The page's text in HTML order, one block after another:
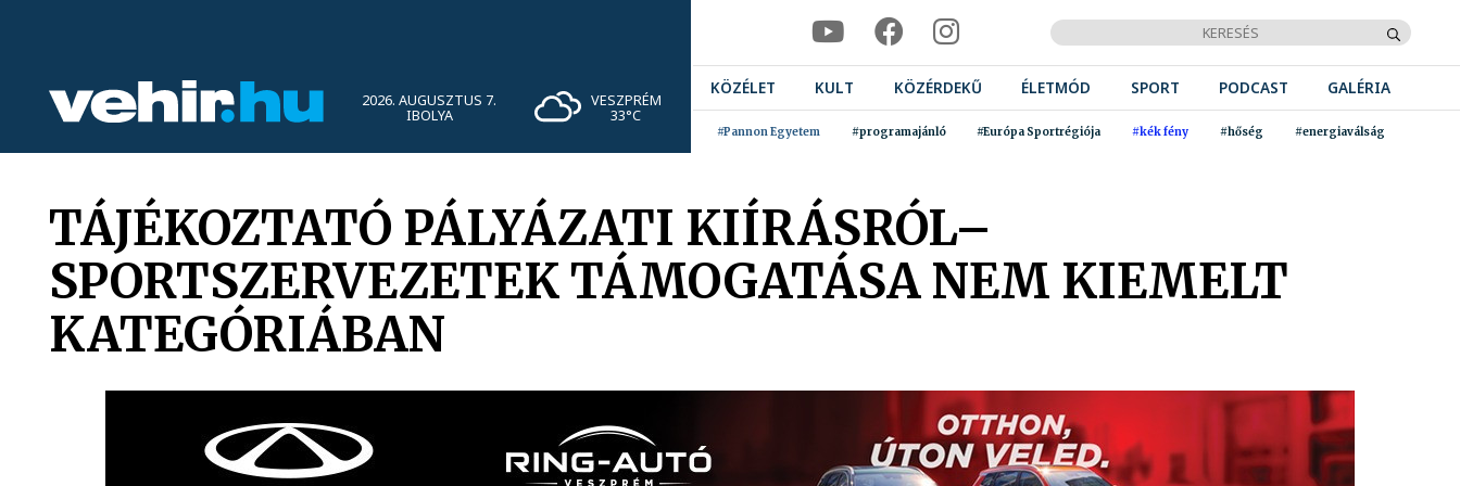
2026. AUGUSZTUS 7.
IBOLYA
VESZPRÉM
33°C
KÖZÉLET KULT KÖZÉRDEKŰ ÉLETMÓD SPORT PODCAST GALÉRIA
#Pannon Egyetem #programajánló #Európa Sportrégiója #kék fény #hőség #energiaválság
TÁJÉKOZTATÓ PÁLYÁZATI KIÍRÁSRÓL–
SPORTSZERVEZETEK TÁMOGATÁSA NEM KIEMELT
KATEGÓRIÁBAN